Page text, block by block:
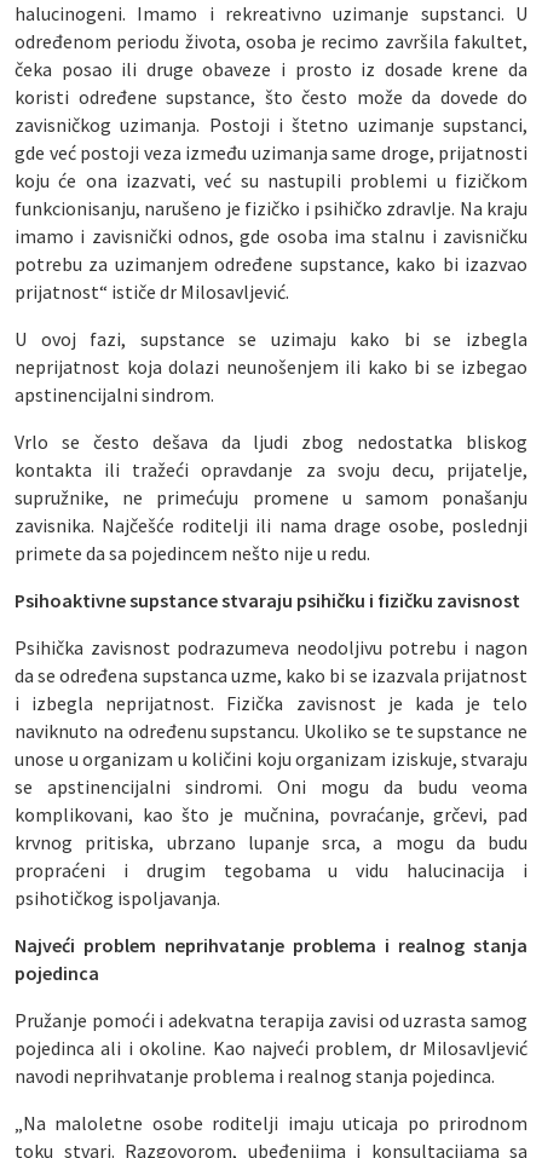
halucinogeni. Imamo i rekreativno uzimanje supstanci. U
određenom periodu života, osoba je recimo završila fakultet,
čeka posao ili druge obaveze i prosto iz dosade krene da
koristi određene supstance, što često može da dovede do
zavisničkog uzimanja. Postoji i štetno uzimanje supstanci,
gde već postoji veza između uzimanja same droge, prijatnosti
koju će ona izazvati, već su nastupili problemi u fizičkom
funkcionisanju, narušeno je fizičko i psihičko zdravlje. Na kraju
imamo i zavisnički odnos, gde osoba ima stalnu i zavisničku
potrebu za uzimanjem određene supstance, kako bi izazvao
prijatnost“ ističe dr Milosavljević.
U ovoj fazi, supstance se uzimaju kako bi se izbegla
neprijatnost koja dolazi neunošenjem ili kako bi se izbegao
apstinencijalni sindrom.
Vrlo se često dešava da ljudi zbog nedostatka bliskog
kontakta ili tražeći opravdanje za svoju decu, prijatelje,
supružnike, ne primećuju promene u samom ponašanju
zavisnika. Najčešće roditelji ili nama drage osobe, poslednji
primete da sa pojedincem nešto nije u redu.
Psihoaktivne supstance stvaraju psihičku i fizičku zavisnost
Psihička zavisnost podrazumeva neodoljivu potrebu i nagon
da se određena supstanca uzme, kako bi se izazvala prijatnost
i izbegla neprijatnost. Fizička zavisnost je kada je telo
naviknuto na određenu supstancu. Ukoliko se te supstance ne
unose u organizam u količini koju organizam iziskuje, stvaraju
se apstinencijalni sindromi. Oni mogu da budu veoma
komplikovani, kao što je mučnina, povraćanje, grčevi, pad
krvnog pritiska, ubrzano lupanje srca, a mogu da budu
propraćeni i drugim tegobama u vidu halucinacija i
psihotičkog ispoljavanja.
Najveći problem neprihvatanje problema i realnog stanja
pojedinca
Pružanje pomoći i adekvatna terapija zavisi od uzrasta samog
pojedinca ali i okoline. Kao najveći problem, dr Milosavljević
navodi neprihvatanje problema i realnog stanja pojedinca.
„Na maloletne osobe roditelji imaju uticaja po prirodnom
toku stvari. Razgovorom, ubeđenjima i konsultacijama sa